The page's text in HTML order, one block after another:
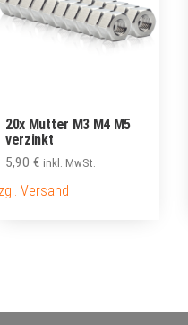
20x Mutter M3 M4 M5
verzinkt
5,90€ inkl. MwSt.
Versand